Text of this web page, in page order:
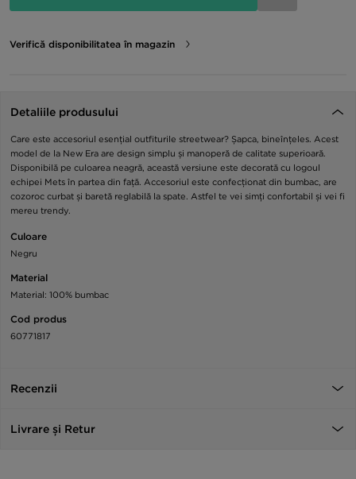
Verifică disponibilitatea în magazin
Detaliile produsului
Care este accesoriul esențial outfiturile streetwear? Șapca, bineînțeles. Acest
model de la New Era are design simplu și manoperă de calitate superioară.
Disponibilă pe culoarea neagră, această versiune este decorată cu logoul
echipei Mets în partea din față. Accesoriul este confecționat din bumbac, are
cozoroc curbat și baretă reglabilă la spate. Astfel te vei simți confortabil și vei fi
mereu trendy.
Culoare
Negru
Material
Material: 100% bumbac
Cod produs
60771817
Recenzii
Livrare și Retur